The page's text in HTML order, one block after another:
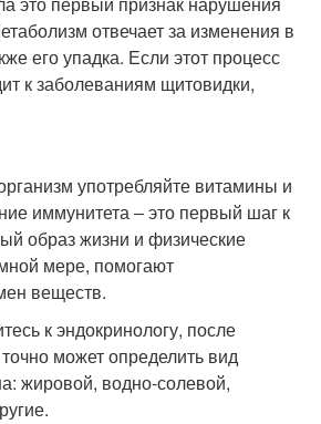
отвечает за изменения в
его упадка. Если этот процесс
к заболеваниям щитовидки,
употребляйте витамины и
иммунитета ‒ это первый шаг к
образ жизни и физические
мере, помогают
веществ.
к эндокринологу, после
может определить вид
жировой, водно-солевой,